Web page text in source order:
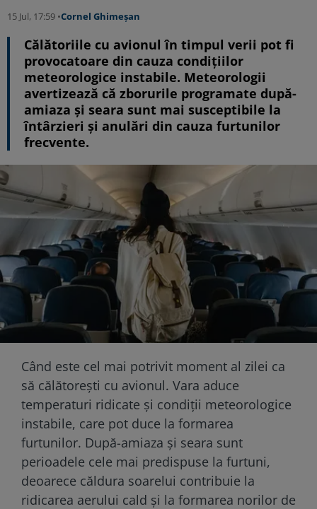
15 Jul, 17:59 •Cornel Ghimeșan
Călătoriile cu avionul în timpul verii pot fi
provocatoare din cauza condițiilor
meteorologice instabile. Meteorologii
avertizează că zborurile programate după-
amiaza și seara sunt mai susceptibile la
întârzieri și anulări din cauza furtunilor
frecvente.
Când este cel mai potrivit moment al zilei ca
să călătoreşti cu avionul. Vara aduce
temperaturi ridicate și condiții meteorologice
instabile, care pot duce la formarea
furtunilor. După-amiaza și seara sunt
perioadele cele mai predispuse la furtuni,
deoarece căldura soarelui contribuie la
ridicarea aerului cald și la formarea norilor de